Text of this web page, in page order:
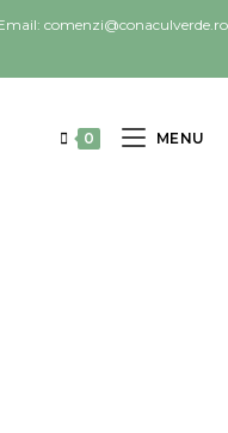
comenzi@conaculverde.ro
0 MENU